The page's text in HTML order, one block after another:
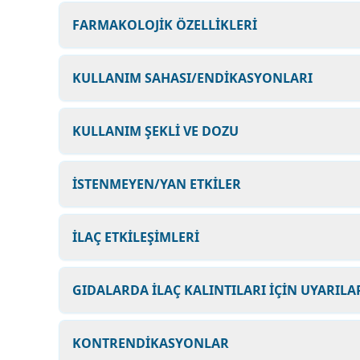
FARMAKOLOJİK ÖZELLİKLERİ
KULLANIM SAHASI/ENDİKASYONLARI
KULLANIM ŞEKLİ VE DOZU
İSTENMEYEN/YAN ETKİLER
İLAÇ ETKİLEŞİMLERİ
GIDALARDA İLAÇ KALINTILARI İÇİN
KONTRENDİKASYONLAR